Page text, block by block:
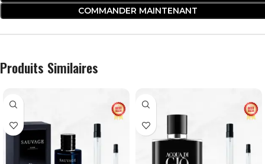
COMMANDER MAINTENANT
Produits Similaires